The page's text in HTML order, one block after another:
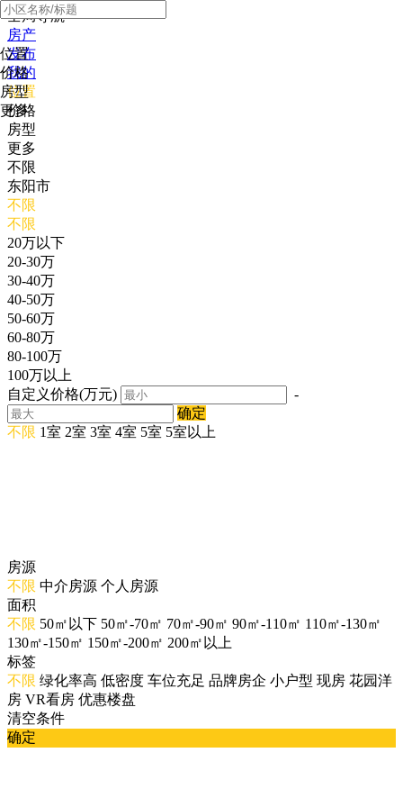
全局导航
房产
发布
我的
位置
价格
房型
更多
位置
价格
房型
更多
不限
东阳市
不限
不限
20万以下
20-30万
30-40万
40-50万
50-60万
60-80万
80-100万
100万以上
自定义价格(万元)
-
确定
不限 1室 2室 3室 4室 5室 5室以上
房源
不限 中介房源 个人房源
面积
不限 50㎡以下 50㎡-70㎡ 70㎡-90㎡ 90㎡-110㎡ 110㎡-130㎡
130㎡-150㎡ 150㎡-200㎡ 200㎡以上
标签
不限 绿化率高 低密度 车位充足 品牌房企 小户型 现房 花园洋
房 VR看房 优惠楼盘
清空条件
确定